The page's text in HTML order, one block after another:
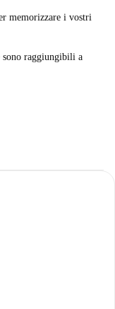
memorizzare i vostri
sono raggiungibili a